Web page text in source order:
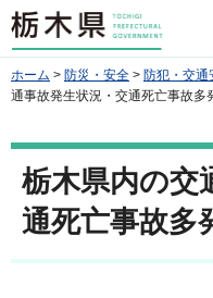
栃木県
ホーム > 防災・安全 > 防犯・交通
通事故発生状況・交通死亡事故多
栃木県内の交
通死亡事故多